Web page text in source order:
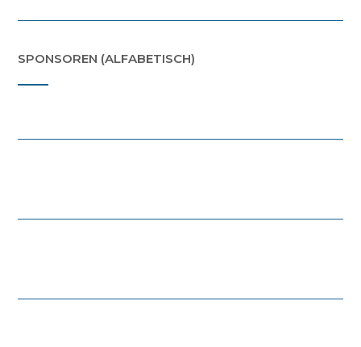
SPONSOREN (ALFABETISCH)